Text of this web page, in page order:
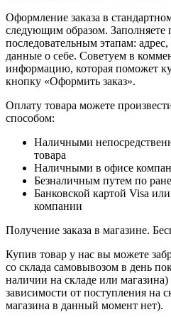
Оформление заказа в
следующим образом.
последовательным этапам:
данные о себе. Советуем в
информацию, которая поможет
кнопку «Оформить заказ».
Оплату товара можете
способом:
Наличными
товара
Наличными в офисе
Безналичным путем по
Банковской картой Visa
компании
Получение заказа в магазине.
Купив товар у нас вы можете
со склада самовывозом в день
наличии на складе или магазина)
зависимости от поступления на
магазина в данный момент нет).